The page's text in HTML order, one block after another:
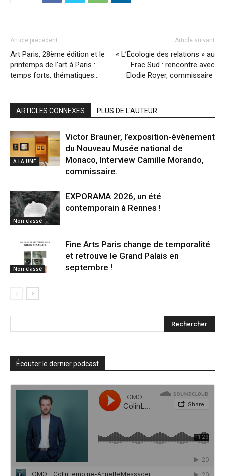
Article précédent
Art Paris, 28ème édition et le
printemps de l’art à Paris :
temps forts, thématiques…
Article suivant
« L’Écologie des relations » au
Frac Sud : rencontre avec
Elodie Royer, commissaire
ARTICLES CONNEXES PLUS DE L'AUTEUR
A LA UNE
Victor Brauner, l’exposition-évènement
du Nouveau Musée national de
Monaco, Interview Camille Morando,
commissaire.
Non classé
EXPORAMA 2026, un été
contemporain à Rennes !
Non classé
Fine Arts Paris change de temporalité
et retrouve le Grand Palais en
septembre !
Écouter le dernier podcast